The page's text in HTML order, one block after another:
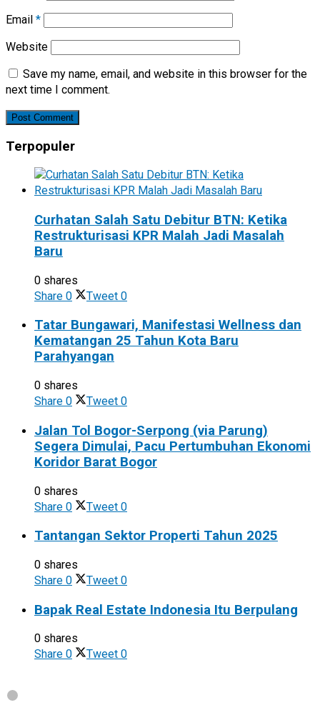
Email *
Website
Save my name, email, and website in this browser for the
next time I comment.
Terpopuler
Curhatan Salah Satu Debitur BTN: Ketika
Restrukturisasi KPR Malah Jadi Masalah
Baru
0 shares
Share 0 Tweet 0
Tatar Bungawari, Manifestasi Wellness dan
Kematangan 25 Tahun Kota Baru
Parahyangan
0 shares
Share 0 Tweet 0
Jalan Tol Bogor-Serpong (via Parung)
Segera Dimulai, Pacu Pertumbuhan Ekonomi
Koridor Barat Bogor
0 shares
Share 0 Tweet 0
Tantangan Sektor Properti Tahun 2025
0 shares
Share 0 Tweet 0
Bapak Real Estate Indonesia Itu Berpulang
0 shares
Share 0 Tweet 0